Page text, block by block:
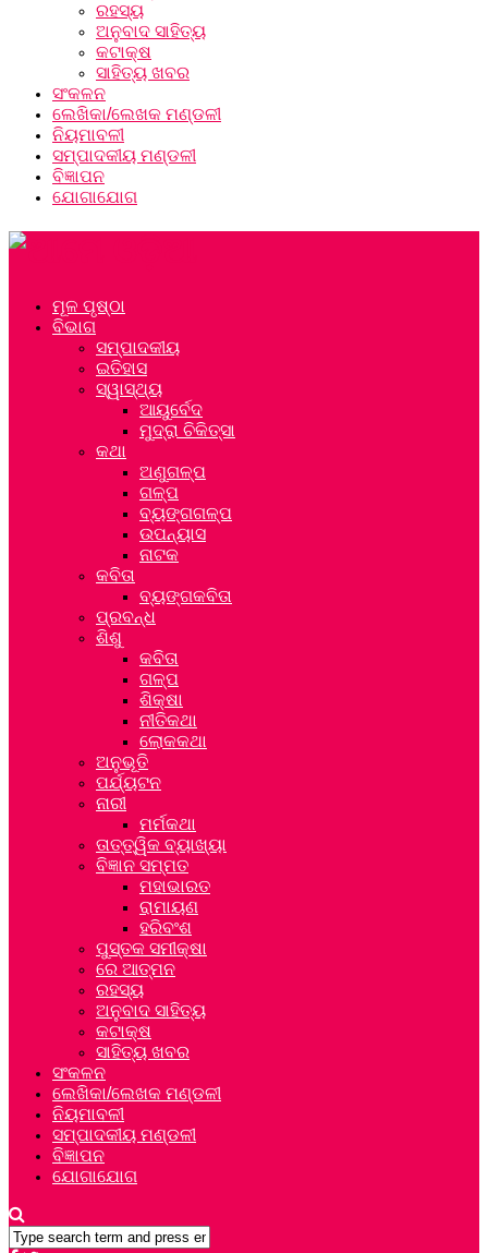
ରହସ୍ୟ
ଅନୁବାଦ ସାହିତ୍ୟ
କଟାକ୍ଷ
ସାହିତ୍ୟ ଖବର
ସଂକଳନ
ଲେଖିକା/ଲେଖକ ମଣ୍ଡଳୀ
ନିୟମାବଳୀ
ସମ୍ପାଦକୀୟ ମଣ୍ଡଳୀ
ବିଜ୍ଞାପନ
ଯୋଗାଯୋଗ
ମୂଳ ପୃଷ୍ଠା
ବିଭାଗ
ସମ୍ପାଦକୀୟ
ଇତିହାସ
ସ୍ୱାସ୍ଥ୍ୟ
ଆୟୁର୍ବେଦ
ମୁଦ୍ରା ଚିକିତ୍ସା
କଥା
ଅଣୁଗଳ୍ପ
ଗଳ୍ପ
ବ୍ୟଙ୍ଗଗଳ୍ପ
ଉପନ୍ୟାସ
ନାଟକ
କବିତା
ବ୍ୟଙ୍ଗକବିତା
ପ୍ରବନ୍ଧ
ଶିଶୁ
କବିତା
ଗଳ୍ପ
ଶିକ୍ଷା
ନୀତିକଥା
ଲୋକକଥା
ଅନୁଭୂତି
ପର୍ଯ୍ୟଟନ
ନାରୀ
ମର୍ମକଥା
ତାତ୍ତ୍ୱିକ ବ୍ୟାଖ୍ୟା
ବିଜ୍ଞାନ ସମ୍ମତ
ମହାଭାରତ
ରାମାୟଣ
ହରିବଂଶ
ପୁସ୍ତକ ସମୀକ୍ଷା
ରେ ଆତ୍ମନ
ରହସ୍ୟ
ଅନୁବାଦ ସାହିତ୍ୟ
କଟାକ୍ଷ
ସାହିତ୍ୟ ଖବର
ସଂକଳନ
ଲେଖିକା/ଲେଖକ ମଣ୍ଡଳୀ
ନିୟମାବଳୀ
ସମ୍ପାଦକୀୟ ମଣ୍ଡଳୀ
ବିଜ୍ଞାପନ
ଯୋଗାଯୋଗ